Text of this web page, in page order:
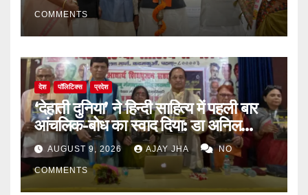
COMMENTS
देश पॉलिटिक्स प्रदेश
‘देहाती दुनिया’ ने हिन्दी साहित्य में पहली बार
आंचलिक-बोध का स्वाद दिया: डा अनिल
सुलभ
AUGUST 9, 2026 AJAY JHA NO
COMMENTS